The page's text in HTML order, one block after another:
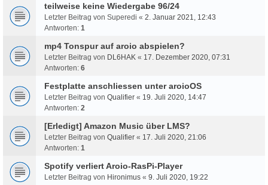
teilweise keine Wiedergabe 96/24
Letzter Beitrag von Superedi « 2. Januar 2021, 12:43
Antworten: 1
mp4 Tonspur auf aroio abspielen?
Letzter Beitrag von DL6HAK « 17. Dezember 2020, 07:31
Antworten: 6
Festplatte anschliessen unter aroioOS
Letzter Beitrag von Qualifier « 19. Juli 2020, 14:47
Antworten: 2
[Erledigt] Amazon Music über LMS?
Letzter Beitrag von Qualifier « 17. Juli 2020, 21:06
Antworten: 1
Spotify verliert Aroio-RasPi-Player
Letzter Beitrag von Hironimus « 9. Juli 2020, 19:22